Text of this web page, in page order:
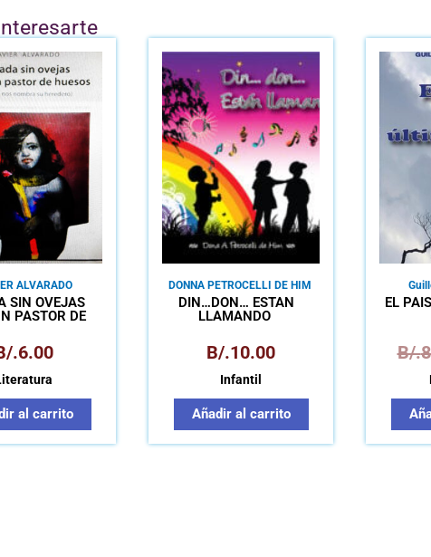
ALVARADO
SIN OVEJAS
PASTOR DE
HEREDERO)
.6.00
al carrito
DONNA PETROCELLI DE HIM
DIN…DON… ESTÁN
LLAMANDO
B/.10.00
Infantil
Añadir al carrito
EL
B/.